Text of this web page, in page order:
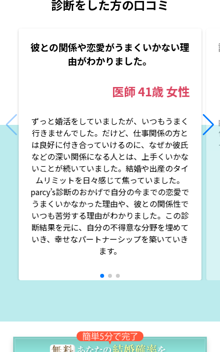
診断をした方の口コミ
彼との関係や恋愛がうまくいかない理
由がわかりました。
医師41歳女性
ずっと婚活をしていましたが、いつもうまく
行きませんでした。だけど、仕事関係の方と
は良好に付き合っていけるのに、なぜか彼氏
などの深い関係になる人とは、上手くいかな
いことが続いていました。結婚や出産のタイ
ムリミットを日々感じて焦っていました。
parcy’s診断のおかげで自分の今までの恋愛で
うまくいかなかった理由や、彼との関係性で
いつも苦労する理由がわかりました。この診
断結果を元に、自分の不得意な分野を埋めて
いき、幸せなパートナーシップを築いていき
ます。